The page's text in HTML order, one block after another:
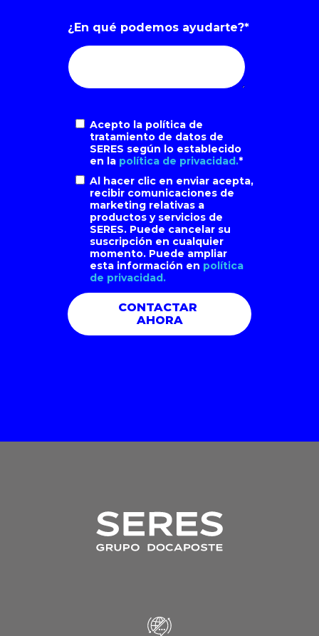
¿En qué podemos ayudarte?*
Acepto la política de
tratamiento de datos de
SERES según lo establecido
en la política de privacidad.*
Al hacer clic en enviar acepta,
recibir comunicaciones de
marketing relativas a
productos y servicios de
SERES. Puede cancelar su
suscripción en cualquier
momento. Puede ampliar
esta información en política
de privacidad.